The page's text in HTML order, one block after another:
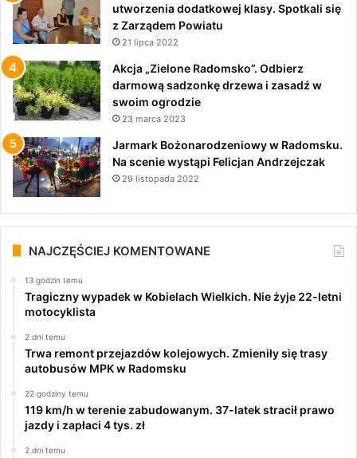
utworzenia dodatkowej klasy. Spotkali się
z Zarządem Powiatu
21 lipca 2022
Akcja „Zielone Radomsko”. Odbierz
darmową sadzonkę drzewa i zasadź w
swoim ogrodzie
23 marca 2023
Jarmark Bożonarodzeniowy w Radomsku.
Na scenie wystąpi Felicjan Andrzejczak
29 listopada 2022
NAJCZĘŚCIEJ KOMENTOWANE
13 godzin temu
Tragiczny wypadek w Kobielach Wielkich. Nie żyje 22-letni
motocyklista
2 dni temu
Trwa remont przejazdów kolejowych. Zmieniły się trasy
autobusów MPK w Radomsku
22 godziny temu
119 km/h w terenie zabudowanym. 37-latek stracił prawo
jazdy i zapłaci 4 tys. zł
2 dni temu